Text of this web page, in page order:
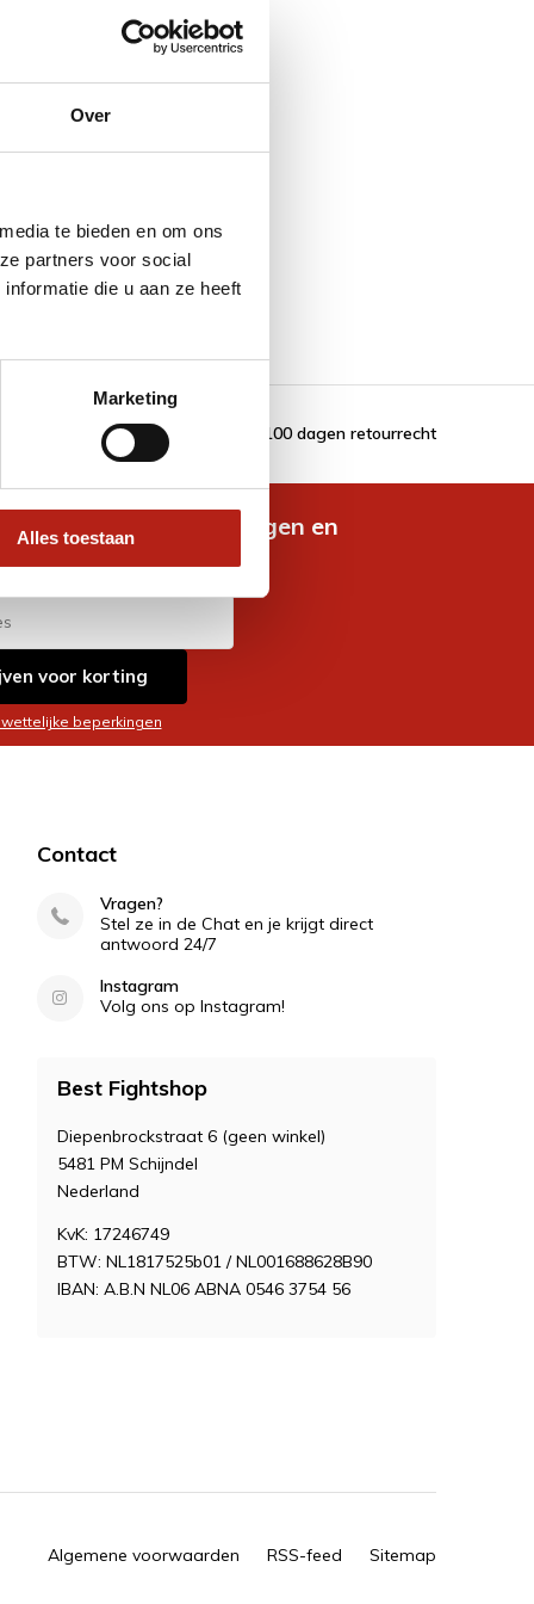
Over
te bieden en om ons
partners voor social
die u aan ze heeft
Marketing
Alles toestaan
100 dagen retourrecht
nieuwste aanbiedingen en
voor korting
beperkingen
Contact
Vragen?
Stel ze in de Chat en je krijgt direct
antwoord 24/7
Instagram
Volg ons op Instagram!
Best Fightshop
Diepenbrockstraat 6 (geen winkel)
5481 PM Schijndel
Nederland
KvK: 17246749
BTW: NL1817525b01 / NL001688628B90
IBAN: A.B.N NL06 ABNA 0546 3754 56
Algemene voorwaarden RSS-feed Sitemap